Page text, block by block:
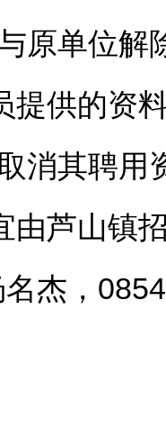
原单位解
供的资料
消其聘用
芦山镇
杰，